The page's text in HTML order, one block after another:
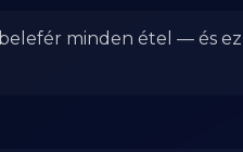
minden étel — és ez